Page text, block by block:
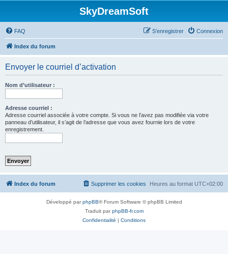
SkyDreamSoft
FAQ Connexion
S’enregistrer
Index du forum
Envoyer le courriel d’activation
Nom d’utilisateur :
Adresse courriel :
Adresse courriel associée à votre compte. Si vous ne l’avez pas modifiée via votre
panneau d’utilisateur, il s’agit de l’adresse que vous avez fournie lors de votre
enregistrement.
Index du forum Heures au format UTC+02:00
Supprimer les cookies
Développé parphpBB® Forum Software © phpBB Limited
Traduit parphpBB-fr.com
Confidentialité | Conditions